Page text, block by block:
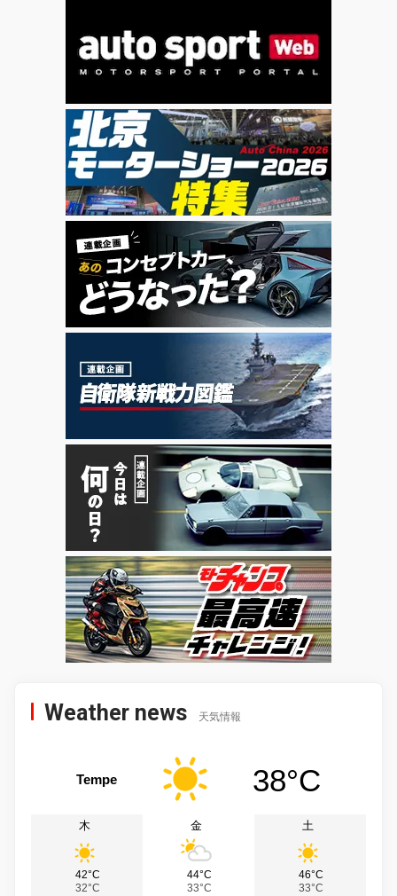
Weather news 天気情報
Tempe 38°C
木
42°C
32°C
金
44°C
33°C
土
46°C
33°C